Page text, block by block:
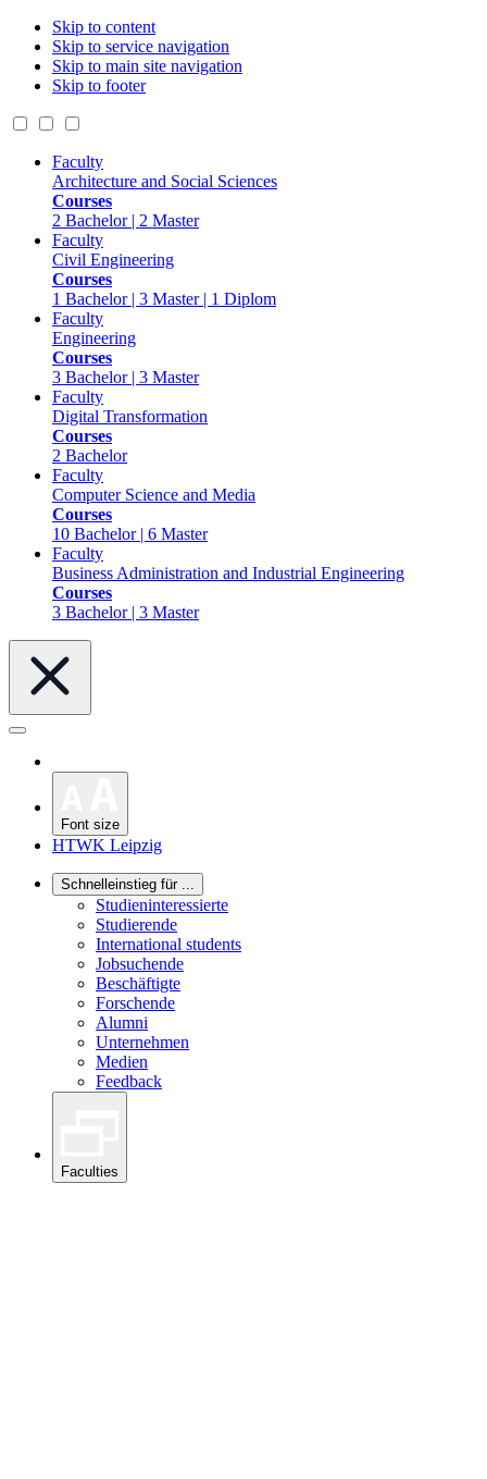
Skip to content
Skip to service navigation
Skip to main site navigation
Skip to footer
Faculty
Architecture and Social Sciences
Courses
2 Bachelor | 2 Master
Faculty
Civil Engineering
Courses
1 Bachelor | 3 Master | 1 Diplom
Faculty
Engineering
Courses
3 Bachelor | 3 Master
Faculty
Digital Transformation
Courses
2 Bachelor
Faculty
Computer Science and Media
Courses
10 Bachelor | 6 Master
Faculty
Business Administration and Industrial Engineering
Courses
3 Bachelor | 3 Master
Font size
HTWK Leipzig
Schnelleinstieg für ...
Studieninteressierte
Studierende
International students
Jobsuchende
Beschäftigte
Forschende
Alumni
Unternehmen
Medien
Feedback
Faculties